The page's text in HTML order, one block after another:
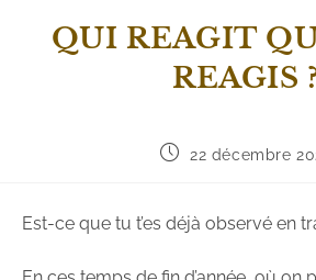
QUI REAGIT
REAGIS
22 décembre
Est-ce que tu t’es déjà observé en